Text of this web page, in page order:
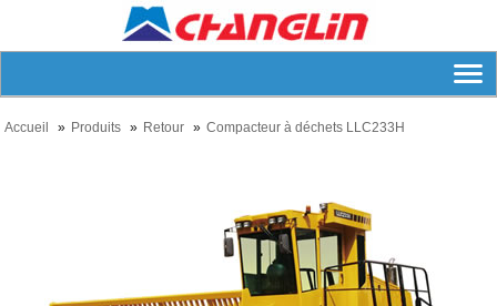
Accueil Produits Retour Compacteur à déchets LLC233H